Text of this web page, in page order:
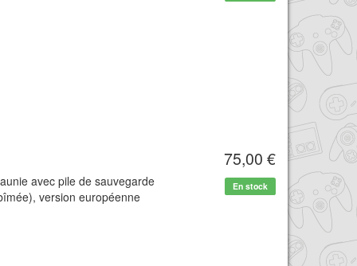
avec pile de sauvegarde
version européenne
75,00 €
En stock